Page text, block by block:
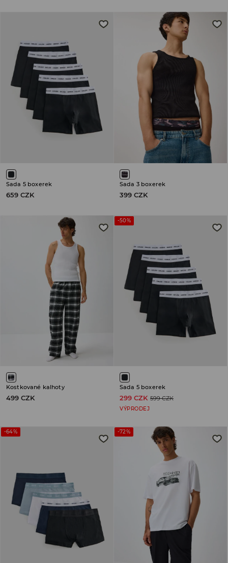
Sada 5 boxerek
659 CZK
Sada 3 boxerek
399 CZK
Kostkované kalhoty
499 CZK
-50%
Sada 5 boxerek
299 CZK 599 CZK
VÝPRODEJ
-64% -72%